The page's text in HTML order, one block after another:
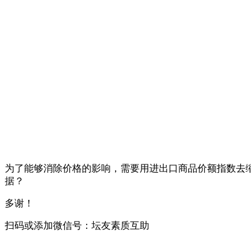
为了能够消除价格的影响，需要用进出口商品价额指数
据？
多谢！
扫码或添加微信号：坛友素质互助